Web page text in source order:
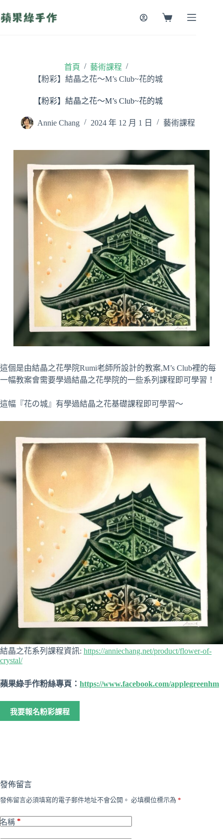
至
購
首頁 / 藝術課程 /
【粉彩】結晶之花～M’s Club~花的城
【粉彩】結晶之花～M’s Club~花的城
Annie Chang 2024 年 12 月 1 日 藝術課程
這個是由結晶之花學院Rumi老師所設計的教案,M’s Club裡的每
一幅教案會需要學過結晶之花學院的一些系列課程即可學習！
這幅『花の城』有學過結晶之花基礎課程即可學習～
結晶之花系列課程資訊: https://anniechang.net/product/flower-of-
crystal/
蘋果綠手作粉絲專頁： https://www.facebook.com/applegreenhm
我要報名粉彩課程
發佈留言
發佈留言必須填寫的電子郵件地址不會公開。 必填欄位標示為 *
名稱 *